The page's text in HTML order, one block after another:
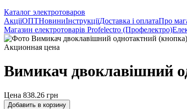
Каталог электротоваров
АкціїОПТНовиниІнструкціїДоставка і оплатаПро
Магазин електротоварів Profelectro (Профелектро)
Акционная цена
Вимикач двоклавішний
Цена 838.26 грн
Добавить в корзину